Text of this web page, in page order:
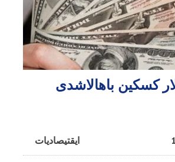
کسکین باهالاشدی
ایقتیصادیات